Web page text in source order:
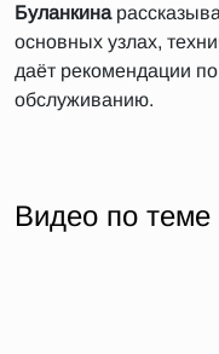
Буланкина
основных узлах,
даёт рекомендации
обслуживанию.
Видео по теме